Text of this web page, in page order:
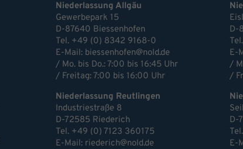
Niederlassung Allgäu
Gewerbepark 15
D-87640 Biessenhofen
Tel. +49 (0) 8342 9168-0
E-Mail: biessenhofen@nold.de
/ Mo. bis Do.: 7:00 bis 16:45 Uhr
/ Freitag: 7:00 bis 16:00 Uhr
Niederlassung Reutlingen
Industriestraße 8
D-72585 Riederich
Tel. +49 (0) 7123 360175
E-Mail: riederich@nold.de
D-
E-
/
/
D-
E-